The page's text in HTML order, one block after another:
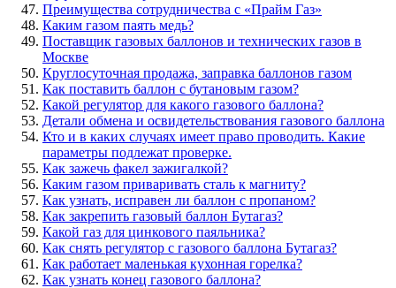
Преимущества сотрудничества с «Прайм Газ»
Каким газом паять медь?
Поставщик газовых баллонов и технических газов в
Москве
Круглосуточная продажа, заправка баллонов газом
Как поставить баллон с бутановым газом?
Какой регулятор для какого газового баллона?
Детали обмена и освидетельствования газового баллона
Кто и в каких случаях имеет право проводить. Какие
параметры подлежат проверке.
Как зажечь факел зажигалкой?
Каким газом приваривать сталь к магниту?
Как узнать, исправен ли баллон с пропаном?
Как закрепить газовый баллон Бутагаз?
Какой газ для цинкового паяльника?
Как снять регулятор с газового баллона Бутагаз?
Как работает маленькая кухонная горелка?
Как узнать конец газового баллона?